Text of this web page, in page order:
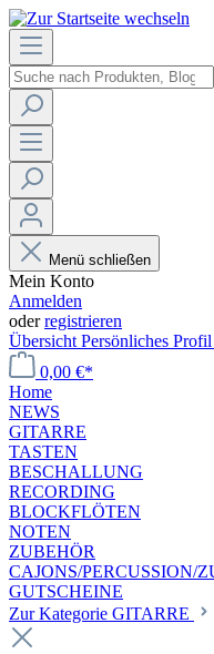
Menü schließen
Mein Konto
Anmelden
oderregistrieren
Übersicht Persönliches Profil
0,00 €*
Home
NEWS
GITARRE
TASTEN
BESCHALLUNG
RECORDING
BLOCKFLÖTEN
NOTEN
ZUBEHÖR
CAJONS/PERCUSSION/
GUTSCHEINE
Zur Kategorie GITARRE